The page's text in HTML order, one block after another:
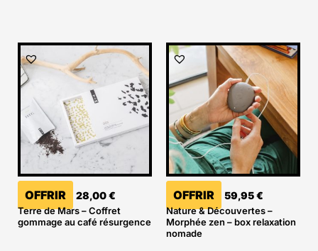
OFFRIR 28,00€
Terre de Mars – Coffret
gommage au café résurgence
OFFRIR 59,95€
Nature & Découvertes –
Morphée zen – box relaxation
nomade